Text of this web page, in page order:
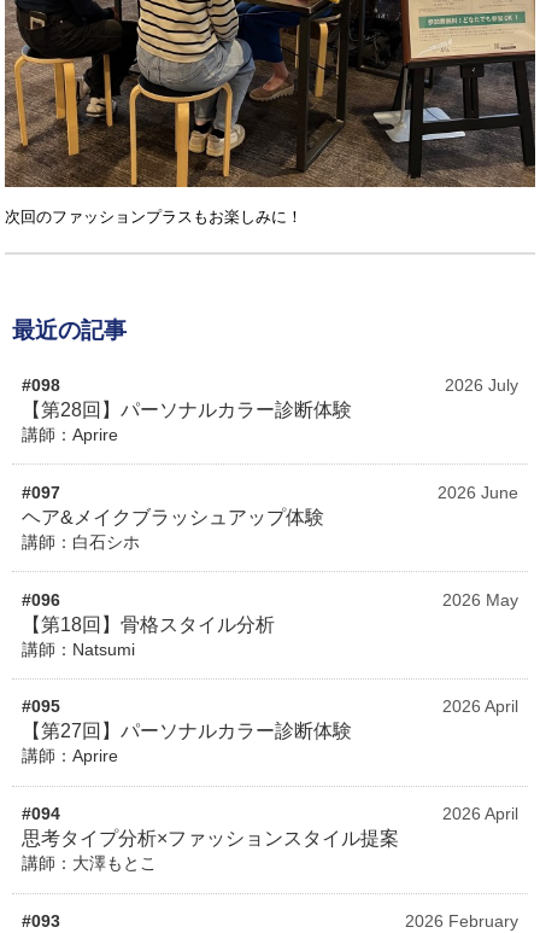
次回のファッションプラスもお楽しみに！
最近の記事
#098 2026 July
【第28回】パーソナルカラー診断体験
講師：Aprire
#097 2026 June
ヘア&メイクブラッシュアップ体験
講師：白石シホ
#096 2026 May
【第18回】骨格スタイル分析
講師：Natsumi
#095 2026 April
【第27回】パーソナルカラー診断体験
講師：Aprire
#094 2026 April
思考タイプ分析×ファッションスタイル提案
講師：大澤もとこ
#093 2026 February